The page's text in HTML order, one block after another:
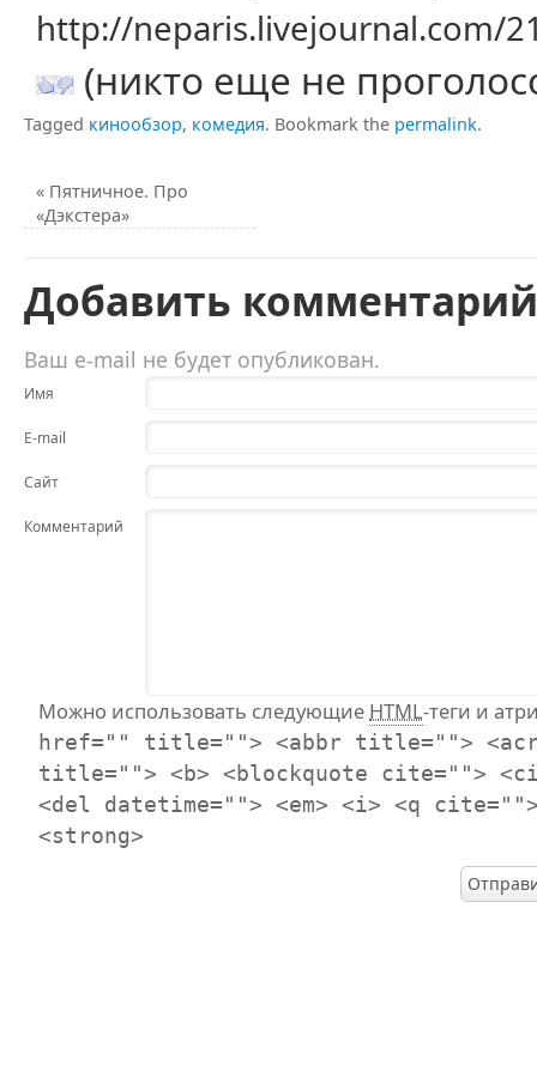
http://neparis.livejournal.com/
(никто еще не
Tagged кинообзор, комедия. Bookmark the permalink.
« Пятничное. Про
«Дэкстера»
Добавить комментарий
Ваш e-mail не будет опубликован.
Имя
E-mail
Сайт
Комментарий
Можно использовать следующие HTML-теги и
href="" title=""> <abbr title="">
title=""> <b> <blockquote cite="">
<del datetime=""> <em> <i> <q
<strong>